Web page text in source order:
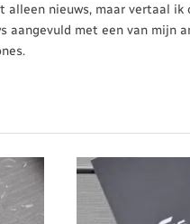
alleen nieuws, maar vertaal
aangevuld met een van mijn